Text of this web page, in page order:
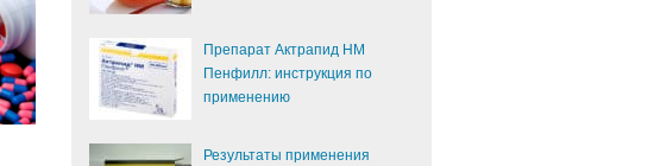
Препарат Актрапид НМ
Пенфилл: инструкция по
применению
Результаты применения